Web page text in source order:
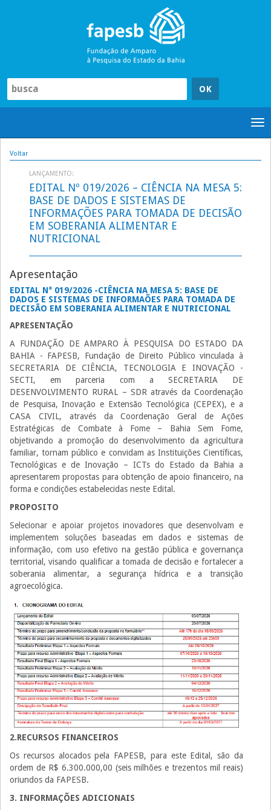
Voltar
LANÇAMENTO:
EDITAL Nº 019/2026 – CIÊNCIA NA MESA 5:
BASE DE DADOS E SISTEMAS DE
INFORMAÇÕES PARA TOMADA DE DECISÃO
EM SOBERANIA ALIMENTAR E
NUTRICIONAL
Apresentação
EDITAL N° 019/2026 -CIÊNCIA NA MESA 5: BASE DE
DADOS E SISTEMAS DE INFORMAÕES PARA TOMADA DE
DECISÃO EM SOBERANIA ALIMENTAR E NUTRICIONAL
APRESENTAÇÃO
A FUNDAÇÃO DE AMPARO À PESQUISA DO ESTADO DA
BAHIA - FAPESB, Fundação de Direito Público vinculada à
SECRETARIA DE CIÊNCIA, TECNOLOGIA E INOVAÇÃO -
SECTI, em parceria com a SECRETARIA DE
DESENVOLVIMENTO RURAL – SDR através da Coordenação
de Pesquisa, Inovação e Extensão Tecnológica (CEPEX), e a
CASA CIVIL, através da Coordenação Geral de Ações
Estratégicas de Combate à Fome – Bahia Sem Fome,
objetivando a promoção do desenvolvimento da agricultura
familiar, tornam público e convidam as Instituições Científicas,
Tecnológicas e de Inovação – ICTs do Estado da Bahia a
apresentarem propostas para obtenção de apoio financeiro, na
forma e condições estabelecidas neste Edital.
PROPOSITO
Selecionar e apoiar projetos inovadores que desenvolvam e
implementem soluções baseadas em dados e sistemas de
informação, com uso efetivo na gestão pública e governança
territorial, visando qualificar a tomada de decisão e fortalecer a
soberania alimentar, a segurança hídrica e a transição
agroecológica.
2.RECURSOS FINANCEIROS
Os recursos alocados pela FAPESB, para este Edital, são da
ordem de R$ 6.300.000,00 (seis milhões e trezentos mil reais)
oriundos da FAPESB.
3. INFORMAÇÕES ADICIONAIS